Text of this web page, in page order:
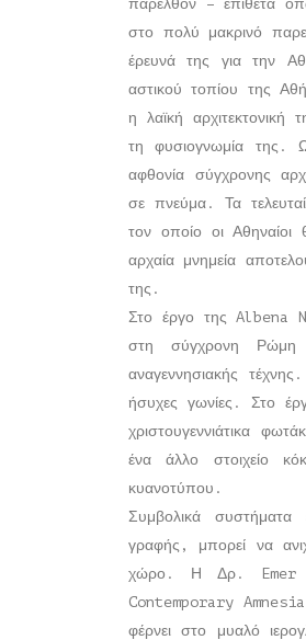
παρελθόν – επίθετα
στο πολύ μακρινό
έρευνά της για την
αστικού τοπίου της
η λαϊκή
τη φυσιογνωμία της.
αφθονία σύγχρονης
σε πνεύμα. Τα
τον οποίο οι
αρχαία μνημεία
της.
Στο έργο της Albena
στη σύγχρονη Ρώμη
αναγεννησιακής
ήσυχες γωνίες. Στο
χριστουγεννιάτικα
ένα άλλο στοιχείο
κυανοτύπου.
Συμβολικά
γραφής, μπορεί να
χώρο. Η Δρ. Emer
Contemporary
φέρνει στο μυαλό